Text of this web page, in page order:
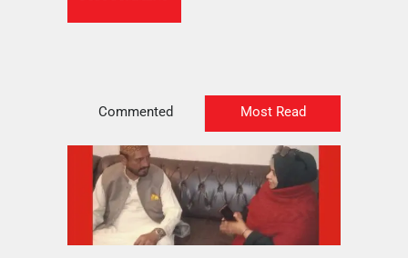
Most Read
Commented